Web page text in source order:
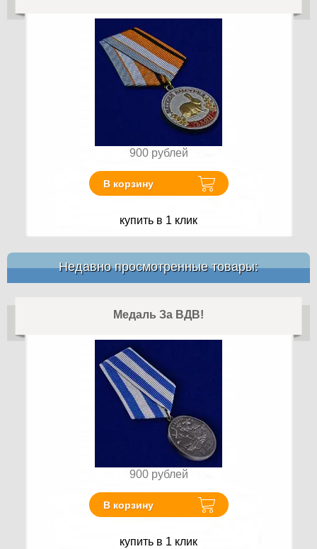
900 рублей
В корзину
купить в 1 клик
Недавно просмотренные товары:
Медаль За ВДВ!
900 рублей
В корзину
купить в 1 клик